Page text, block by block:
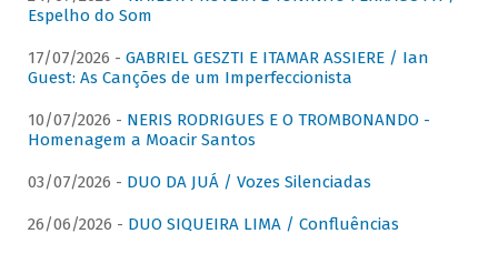
Espelho do Som
17/07/2026 - GABRIEL GESZTI E ITAMAR ASSIERE / Ian
Guest: As Canções de um Imperfeccionista
10/07/2026 - NERIS RODRIGUES E O TROMBONANDO -
Homenagem a Moacir Santos
03/07/2026 - DUO DA JUÁ / Vozes Silenciadas
26/06/2026 - DUO SIQUEIRA LIMA / Confluências